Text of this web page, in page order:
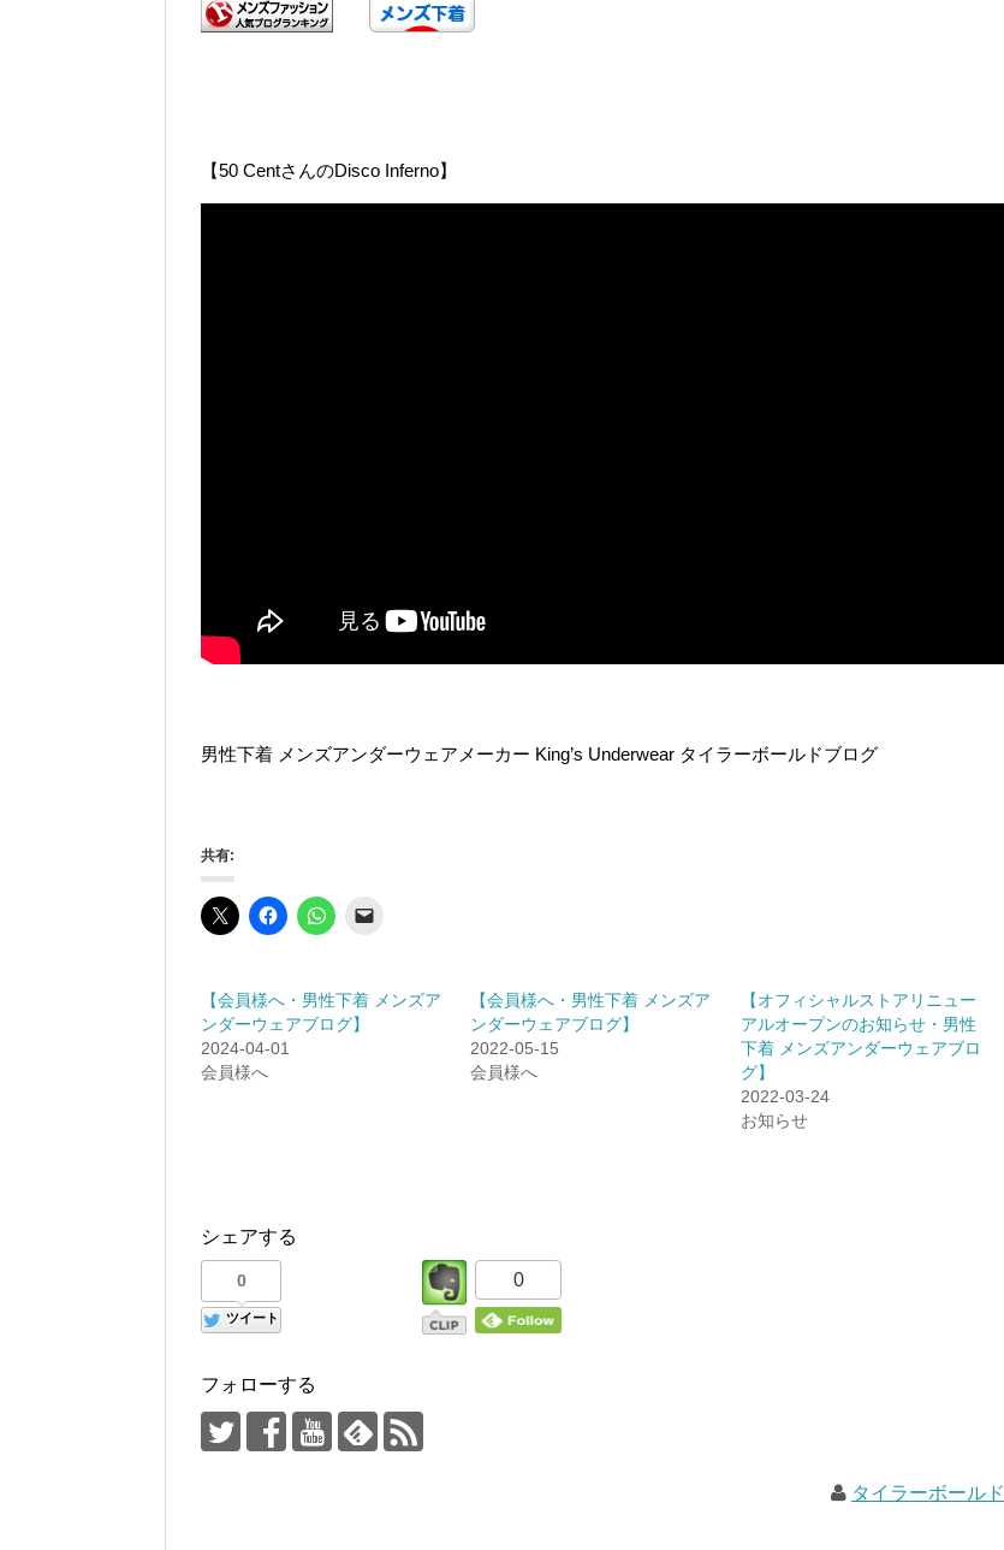
【50 CentさんのDisco Inferno】
男性下着 メンズアンダーウェアメーカー King’s Underwear タイラーボールドブログ
共有:
【会員様へ・男性下着 メンズア
ンダーウェアブログ】
2024-04-01
会員様へ
【会員様へ・男性下着 メンズア
ンダーウェアブログ】
2022-05-15
会員様へ
【オフィシャルストアリニュー
アルオープンのお知らせ・男性
下着 メンズアンダーウェアブロ
グ】
2022-03-24
お知らせ
シェアする
0
ツイート
0
フォローする
タイラーボールド